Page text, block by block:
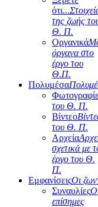
ότι...
της ζωής
Θ. Π.
Οργανικά
όργανα στο
έργο του
Θ.Π.
Πολυμέσα
του Θ. Π.
Βίντεο
του Θ. Π.
Αρχεία
σχετικά με
έργο του Θ.
Π.
ΕμφανίσειςΟι
Συναυλίες
επίσημες